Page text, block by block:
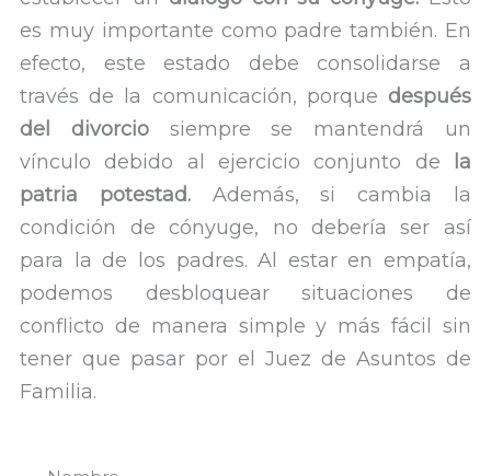
es muy importante como padre también. En
efecto, este estado debe consolidarse a
través de la comunicación, porque después
del divorcio siempre se mantendrá un
vínculo debido al ejercicio conjunto de
la
patria potestad.Además, si cambia la
condición de cónyuge, no debería ser así
para la de los padres. Al estar en empatía,
podemos desbloquear situaciones de
conflicto de manera simple y más fácil sin
tener que pasar por el Juez de Asuntos de
Familia.